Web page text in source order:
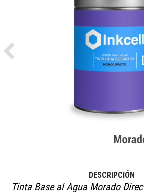
Previous
DESCRIPCIÓN
Tinta Base al Agua Morado